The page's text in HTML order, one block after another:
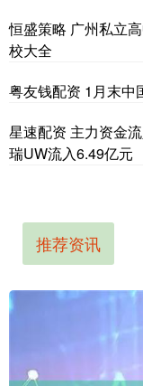
恒盛策略 广州私立
校大全
粤友钱配资 1月末中
星速配资 主力资金
瑞UW流入6.49亿元
推荐资讯